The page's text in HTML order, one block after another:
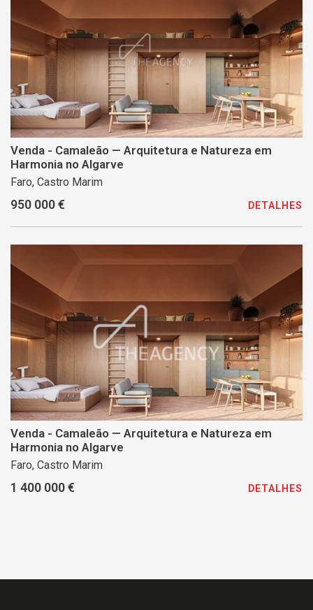
Venda - Camaleão — Arquitetura e Natureza em
Harmonia no Algarve
Faro, Castro Marim
950 000 € DETALHES
Venda - Camaleão — Arquitetura e Natureza em
Harmonia no Algarve
Faro, Castro Marim
1 400 000 € DETALHES